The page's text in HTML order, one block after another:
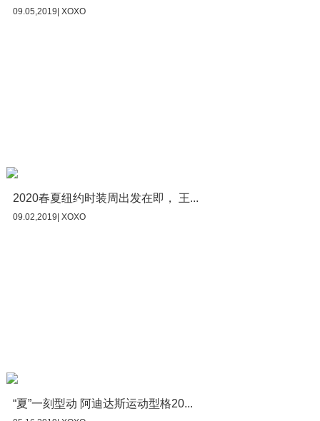
09.05,2019| XOXO
2020春夏纽约时装周出发在即， 王...
09.02,2019| XOXO
“夏”一刻型动 阿迪达斯运动型格20...